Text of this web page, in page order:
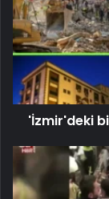
'İzmir'deki